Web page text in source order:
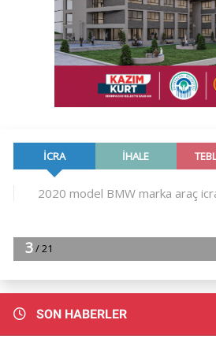
SON HABERLER